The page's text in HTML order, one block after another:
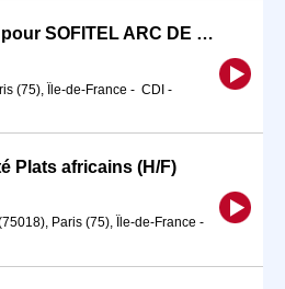
Demi Chef de Partie pour SOFITEL ARC DE TRIOMPHE (H/F)
(75), Île-de-France - CDI -
Plats africains (H/F)
Paris (75), Île-de-France -